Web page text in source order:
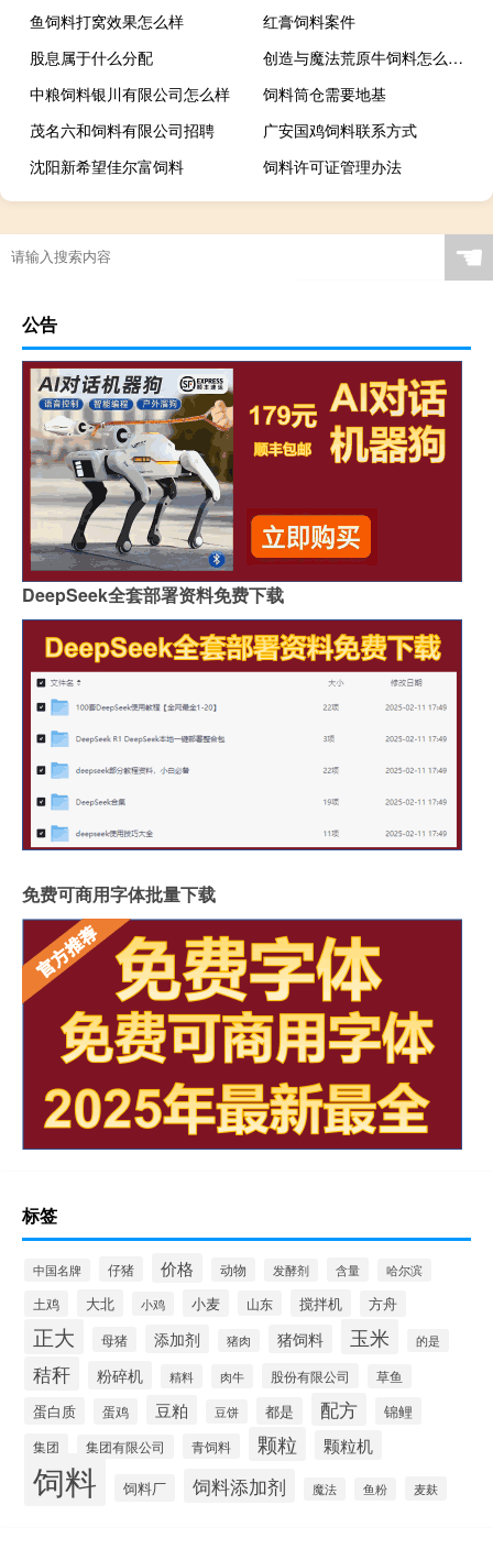
鱼饲料打窝效果怎么样
红膏饲料案件
股息属于什么分配
创造与魔法荒原牛饲料怎么做?至少吃多少包?
中粮饲料银川有限公司怎么样
饲料筒仓需要地基
茂名六和饲料有限公司招聘
广安国鸡饲料联系方式
沈阳新希望佳尔富饲料
饲料许可证管理办法
☚
公告
DeepSeek全套部署资料免费下载
免费可商用字体批量下载
标签
中国名牌 仔猪 价格 动物 发酵剂 含量 哈尔滨
土鸡 大北 小鸡 小麦 山东 搅拌机 方舟
正大 母猪 添加剂 猪肉 猪饲料 玉米 的是
秸秆 粉碎机 精料 肉牛 股份有限公司 草鱼
蛋白质 蛋鸡 豆粕 豆饼 都是 配方 锦鲤
集团 集团有限公司 青饲料 颗粒 颗粒机
饲料 饲料厂 饲料添加剂 魔法 鱼粉 麦麸